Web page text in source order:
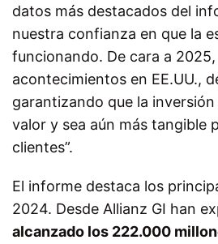
datos más destacados del
nuestra confianza en que la
funcionando. De cara a
acontecimientos en EE.UU.,
garantizando que la
valor y sea aún más tangible
clientes”.
El informe destaca los
2024. Desde Allianz GI han
alcanzado los 222.000